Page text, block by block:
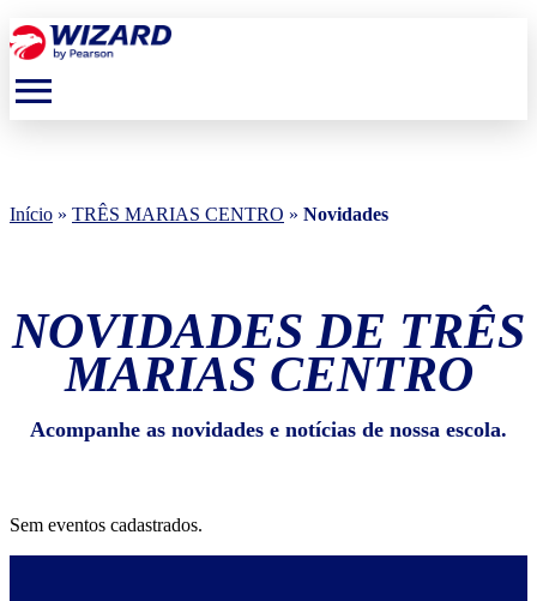
menu
Início » TRÊS MARIAS CENTRO » Novidades
NOVIDADES DE TRÊS
MARIAS CENTRO
Acompanhe as novidades e notícias de nossa escola.
Sem eventos cadastrados.